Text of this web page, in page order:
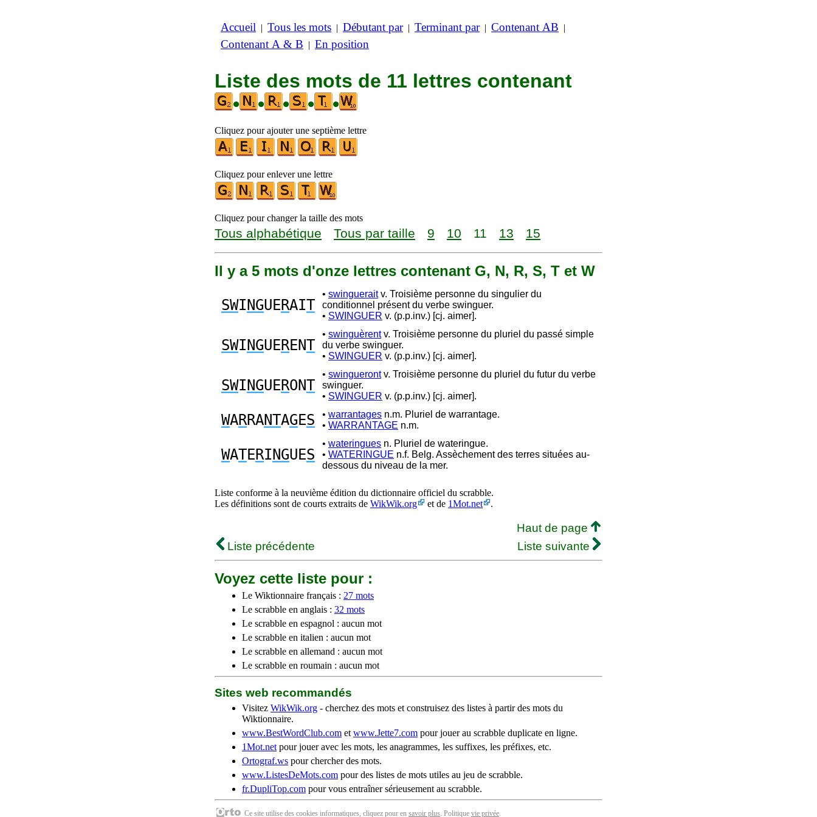
Accueil | Tous les mots | Débutant par| Terminant par| Contenant AB |
Contenant A & B | En position
Liste des mots de 11 lettres contenant
•
• • • •
Cliquez pour ajouter une septième lettre
Cliquez pour enlever une lettre
Cliquez pour changer la taille des mots
Tous alphabétique Tous par taille 9 10 11 13 15
Il y a 5 mots d'onze lettres contenant G, N, R, S, T et W
SWI NGUERAIT
• swingueraitv. Troisième personne du singulier du
conditionnel présent du verbe swinguer.
• SWINGUER v. (p.p.inv.) [cj. aimer].
SWI NGUERENT
• swinguèrentv. Troisième personne du pluriel du passé simple
du verbe swinguer.
• SWINGUER v. (p.p.inv.) [cj. aimer].
SWI NGUERONT
• swinguerontv. Troisième personne du pluriel du futur du verbe
swinguer.
• SWINGUER v. (p.p.inv.) [cj. aimer].
WARRANTAGES • warrantages n.m. Pluriel de warrantage.
• WARRANTAGE n.m.
WATERI NGUES
• wateringues n. Pluriel de wateringue.
• WATERINGUE n.f. Belg. Assèchement des terres situées au-
dessous du niveau de la mer.
Liste conforme à la neuvième édition du dictionnaire officiel du scrabble.
Les définitions sont de courts extraits de WikWik.org et de 1Mot.net .
Haut de page
Liste précédente
Liste suivante
Voyez cette liste pour :
Le Wiktionnaire français : 27 mots
Le scrabble en anglais : 32 mots
Le scrabble en espagnol : aucun mot
Le scrabble en italien : aucun mot
Le scrabble en allemand : aucun mot
Le scrabble en roumain : aucun mot
Sites web recommandés
Visitez WikWik.org - cherchez des mots et construisez des listes à partir des mots du
Wiktionnaire.
www.BestWordClub.com et www.Jette7.com pour jouer au scrabble duplicate en ligne.
1Mot.net pour jouer avec les mots, les anagrammes, les suffixes, les préfixes, etc.
Ortograf.ws pour chercher des mots.
www.ListesDeMots.com pour des listes de mots utiles au jeu de scrabble.
fr.DupliTop.com pour vous entraîner sérieusement au scrabble.
Ce site utilise des cookies informatiques, cliquez pour en savoir plus. Politique vie privée.